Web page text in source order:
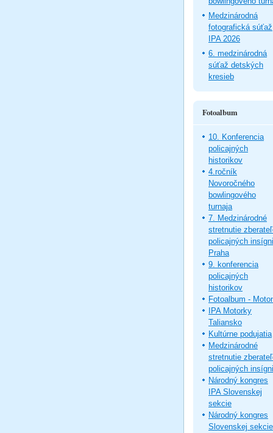
Medzinárodná
fotografická súťaž
IPA 2026
6. medzinárodná
súťaž detských
kresieb
Fotoalbum
10. Konferencia
policajných
historikov
4.ročník
Novoročného
bowlingového
turnaja
7. Medzinárodné
stretnutie
policajných
Praha
9. konferencia
policajných
historikov
Fotoalbum -
IPA Motorky
Taliansko
Kultúrne podujatia
Medzinárodné
stretnutie
policajných
Národný kongres
IPA Slovenskej
sekcie
Národný kongres
Slovenskej sekcie